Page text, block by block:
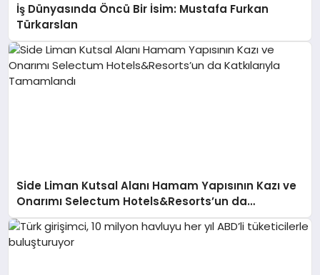
İş Dünyasında Öncü Bir İsim: Mustafa Furkan
Türkarslan
Side Liman Kutsal Alanı Hamam Yapısının Kazı ve
Onarımı Selectum Hotels&Resorts’un da
Katkılarıyla Tamamlandı